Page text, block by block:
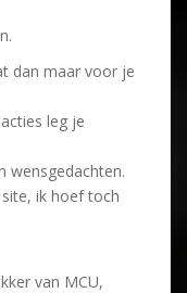
dan maar voor je
leg je
wensgedachten.
ik hoef toch
van MCU,